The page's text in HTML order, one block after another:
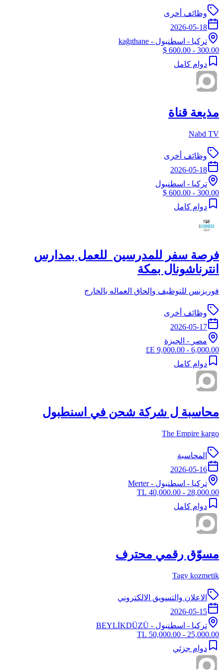
وظائف أخرى
2026-05-18
تركيا - اسطنبول - kağıthane
300.00 - 600.00 $
دوام كامل
مذيعة قناة
Nabd TV
وظائف أخرى
2026-05-18
تركيا - اسطنبول
300.00 - 600.00 $
دوام كامل
فرصة سفر للمدرسين للعمل بمدارس
انترناشونال بمكة
فوربزنس للتوظيف وإلحاق العماله بالخارج
وظائف أخرى
2026-05-17
مصر - الجيزة
6,000.00 - 9,000.00 E£
دوام كامل
محاسبة ل شركة شحن في اسنطبول
The Empire kargo
المحاسبة
2026-05-16
تركيا - اسطنبول - Merter
28,000.00 - 40,000.00 TL
دوام كامل
مسوّق رقمي محترف
Tagy kozmetik
الاعلان والتسويق الالكتروني
2026-05-15
تركيا - اسطنبول - BEYLİKDÜZÜ
25,000.00 - 50,000.00 TL
دوام جزئي